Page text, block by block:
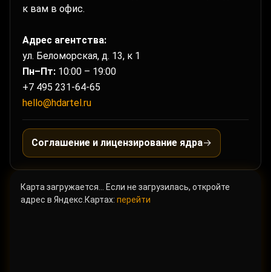
к вам в офис.
Адрес агентства:
ул. Беломорская, д. 13, к 1
Пн–Пт: 10:00 – 19:00
+7 495 231-64-65
hello@hdartel.ru
Соглашение и лицензирование ядра→
Карта загружается… Если не загрузилась, откройте
адрес в Яндекс.Картах: перейти